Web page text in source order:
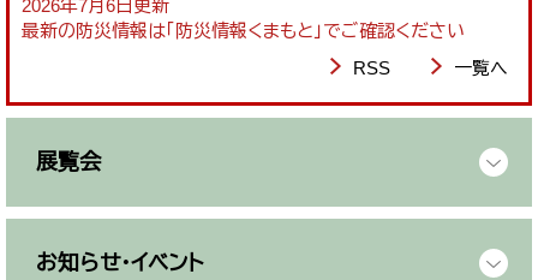
2026年7月6日更新
最新の防災情報は「防災情報くまもと」でご確認ください
RSS
一覧へ
展覧会
お知らせ・イベント